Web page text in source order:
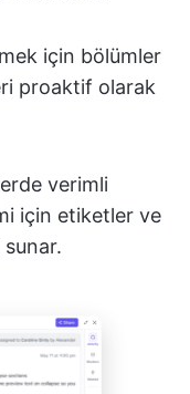
için bölümler
proaktif olarak
verimli
için etiketler ve